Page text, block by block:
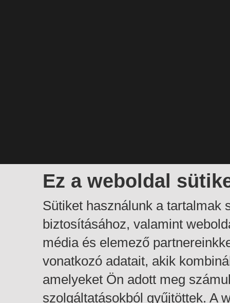
Ez a weboldal
Sütiket használunk a tartalmak
biztosításához, valamint
média és elemező
vonatkozó adatait, akik
amelyeket Ön adott meg
szolgáltatásokból gyűjtöttek. A